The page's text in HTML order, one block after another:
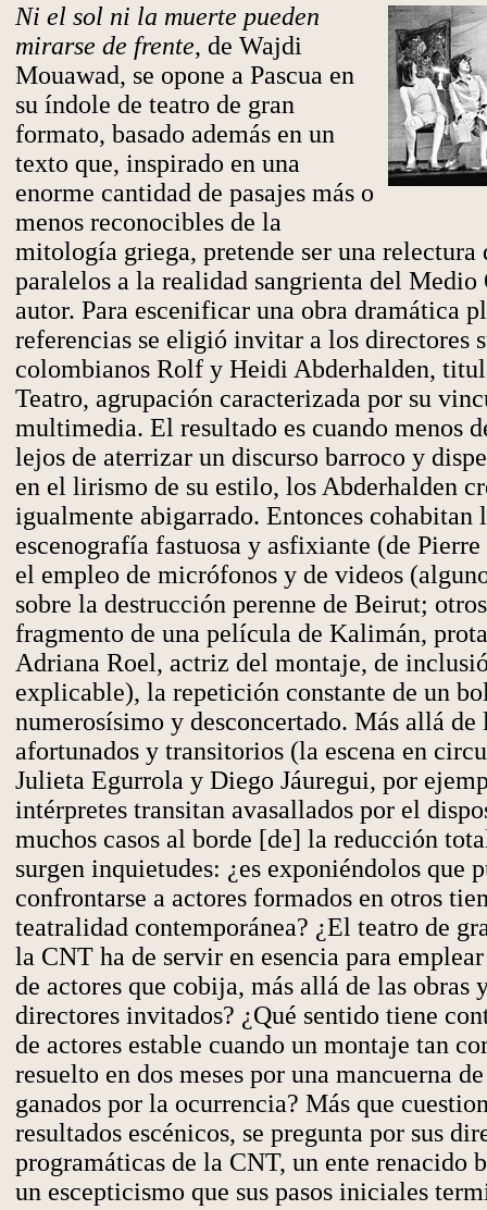
Ni el sol ni la muerte pueden
mirarse de frente, de Wajdi
Mouawad, se opone a Pascua en
su índole de teatro de gran
formato, basado además en un
texto que, inspirado en una
enorme cantidad de pasajes más o
menos reconocibles de la
mitología griega, pretende ser una relectura
paralelos a la realidad sangrienta del
autor. Para escenificar una obra dramática
referencias se eligió invitar a los directores
colombianos Rolf y Heidi Abderhalden,
Teatro, agrupación caracterizada por su
multimedia. El resultado es cuando menos
lejos de aterrizar un discurso barroco y
en el lirismo de su estilo, los Abderhalden
igualmente abigarrado. Entonces cohabitan
escenografía fastuosa y asfixiante (de
el empleo de micrófonos y de videos
sobre la destrucción perenne de Beirut;
fragmento de una película de Kalimán,
Adriana Roel, actriz del montaje, de
explicable), la repetición constante de un
numerosísimo y desconcertado. Más allá de
afortunados y transitorios (la escena en
Julieta Egurrola y Diego Jáuregui, por
intérpretes transitan avasallados por el
muchos casos al borde [de] la reducción
surgen inquietudes: ¿es exponiéndolos que
confrontarse a actores formados en otros
teatralidad contemporánea? ¿El teatro de
la CNT ha de servir en esencia para
de actores que cobija, más allá de las obras
directores invitados? ¿Qué sentido tiene
de actores estable cuando un montaje tan
resuelto en dos meses por una mancuerna
ganados por la ocurrencia? Más que
resultados escénicos, se pregunta por sus
programáticas de la CNT, un ente renacido
un escepticismo que sus pasos iniciales